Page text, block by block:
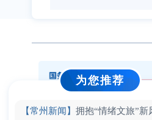
为您推荐
【常州新闻】 拥抱“情绪文旅”新